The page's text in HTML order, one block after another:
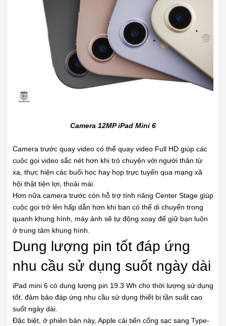
Camera 12MP iPad Mini 6
Camera trước quay video có thể quay video Full HD giúp các
cuộc gọi video sắc nét hơn khi trò chuyện với người thân từ
xa, thực hiện các buổi học hay họp trực tuyến qua mạng xã
hội thật tiện lợi, thoải mái.
Hơn nữa camera trước còn hỗ trợ tính năng Center Stage giúp
cuộc gọi trở lên hấp dẫn hơn khi bạn có thể di chuyển trong
quanh khung hình, máy ảnh sẽ tự động xoay để giữ bạn luôn
ở trung tâm khung hình.
Dung lượng pin tốt đáp ứng
nhu cầu sử dụng suốt ngày dài
iPad mini 6 có dung lượng pin 19.3 Wh cho thời lượng sử dụng
tốt, đảm bảo đáp ứng nhu cầu sử dụng thiết bị tần suất cao
suốt ngày dài.
Đặc biệt, ở phiên bản này, Apple cải tiến cổng sạc sang Type-